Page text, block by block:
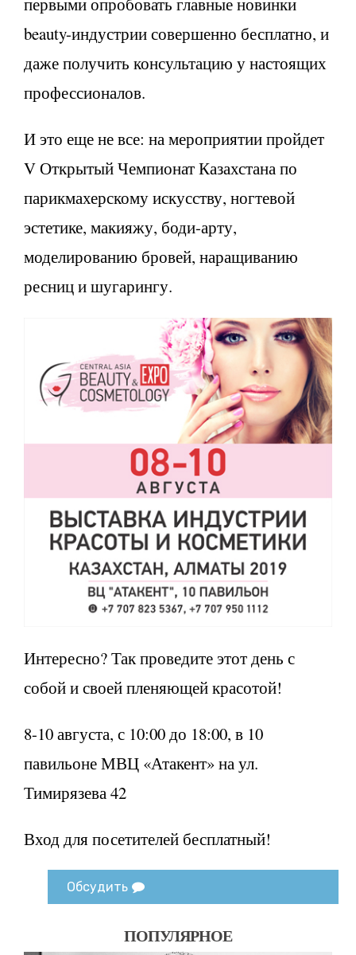
beauty-индустрии совершенно бесплатно, и
даже получить консультацию у настоящих
профессионалов.
И это еще не все: на мероприятии пройдет
V Открытый Чемпионат Казахстана по
парикмахерскому искусству, ногтевой
эстетике, макияжу, боди-арту,
моделированию бровей, наращиванию
ресниц и шугарингу.
Интересно? Так проведите этот день с
собой и своей пленяющей красотой!
8-10 августа, с 10:00 до 18:00, в 10
павильоне МВЦ «Атакент» на ул.
Тимирязева 42
Вход для посетителей бесплатный!
Обсудить
ПОПУЛЯРНОЕ